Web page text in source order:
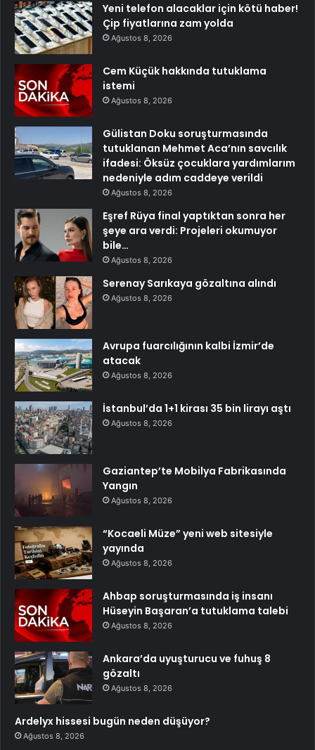
Yeni telefon alacaklar için kötü haber!
Çip fiyatlarına zam yolda
Ağustos 8, 2026
Cem Küçük hakkında tutuklama
istemi
Ağustos 8, 2026
Gülistan Doku soruşturmasında
tutuklanan Mehmet Aca’nın savcılık
ifadesi: Öksüz çocuklara yardımlarım
nedeniyle adım caddeye verildi
Ağustos 8, 2026
Eşref Rüya final yaptıktan sonra her
şeye ara verdi: Projeleri okumuyor
bile…
Ağustos 8, 2026
Serenay Sarıkaya gözaltına alındı
Ağustos 8, 2026
Avrupa fuarcılığının kalbi İzmir’de
atacak
Ağustos 8, 2026
İstanbul’da 1+1 kirası 35 bin lirayı aştı
Ağustos 8, 2026
Gaziantep’te Mobilya Fabrikasında
Yangın
Ağustos 8, 2026
“Kocaeli Müze” yeni web sitesiyle
yayında
Ağustos 8, 2026
Ahbap soruşturmasında iş insanı
Hüseyin Başaran’a tutuklama talebi
Ağustos 8, 2026
Ankara’da uyuşturucu ve fuhuş 8
gözaltı
Ağustos 8, 2026
Ardelyx hissesi bugün neden düşüyor?
Ağustos 8, 2026